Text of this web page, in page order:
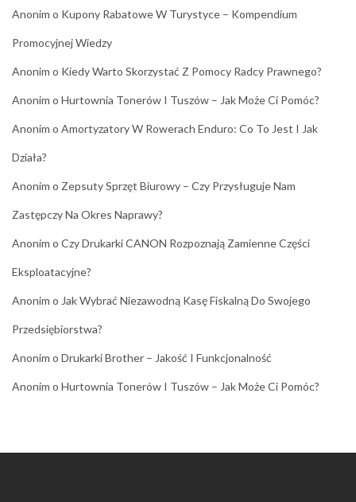
Anonim o Kupony Rabatowe W Turystyce – Kompendium
Promocyjnej Wiedzy
Anonim o Kiedy Warto Skorzystać Z Pomocy Radcy Prawnego?
Anonim o Hurtownia Tonerów I Tuszów – Jak Może Ci Pomóc?
Anonim o Amortyzatory W Rowerach Enduro: Co To Jest I Jak
Działa?
Anonim o Zepsuty Sprzęt Biurowy – Czy Przysługuje Nam
Zastępczy Na Okres Naprawy?
Anonim o Czy Drukarki CANON Rozpoznają Zamienne Części
Eksploatacyjne?
Anonim o Jak Wybrać Niezawodną Kasę Fiskalną Do Swojego
Przedsiębiorstwa?
Anonim o Drukarki Brother – Jakość I Funkcjonalność
Anonim o Hurtownia Tonerów I Tuszów – Jak Może Ci Pomóc?